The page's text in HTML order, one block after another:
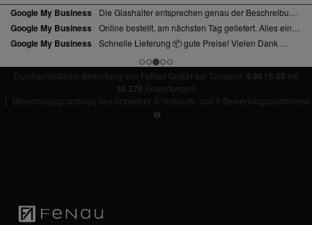
Durchschnittliche Bewertung von FeNau GmbH bei Trustami: 4.96 / 5.00 mit
38.278 Bewertungen
|
Bewertungsgrundlage des Anbieters: 6 Verkaufs- und 5 Bewertungsplattformen